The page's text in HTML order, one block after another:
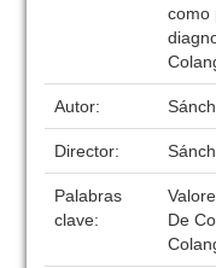
como
Autor:
Director:
Palabras
clave:
De